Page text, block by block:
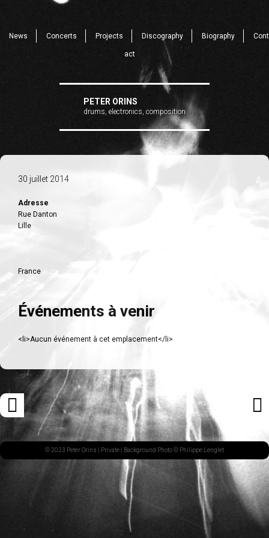
News Concerts Projects Discography Biography Cont
act
PETER ORINS
drums, electronics, composition
30 juillet 2014
Adresse
Rue Danton
Lille
France
Événements à venir
<li>Aucun événement à cet emplacement</li>
Navigation
des
articles
ARTICLE
PRÉCÉDENT© 2023 Peter Orins | Private | Background Photo © Philippe Lenglet